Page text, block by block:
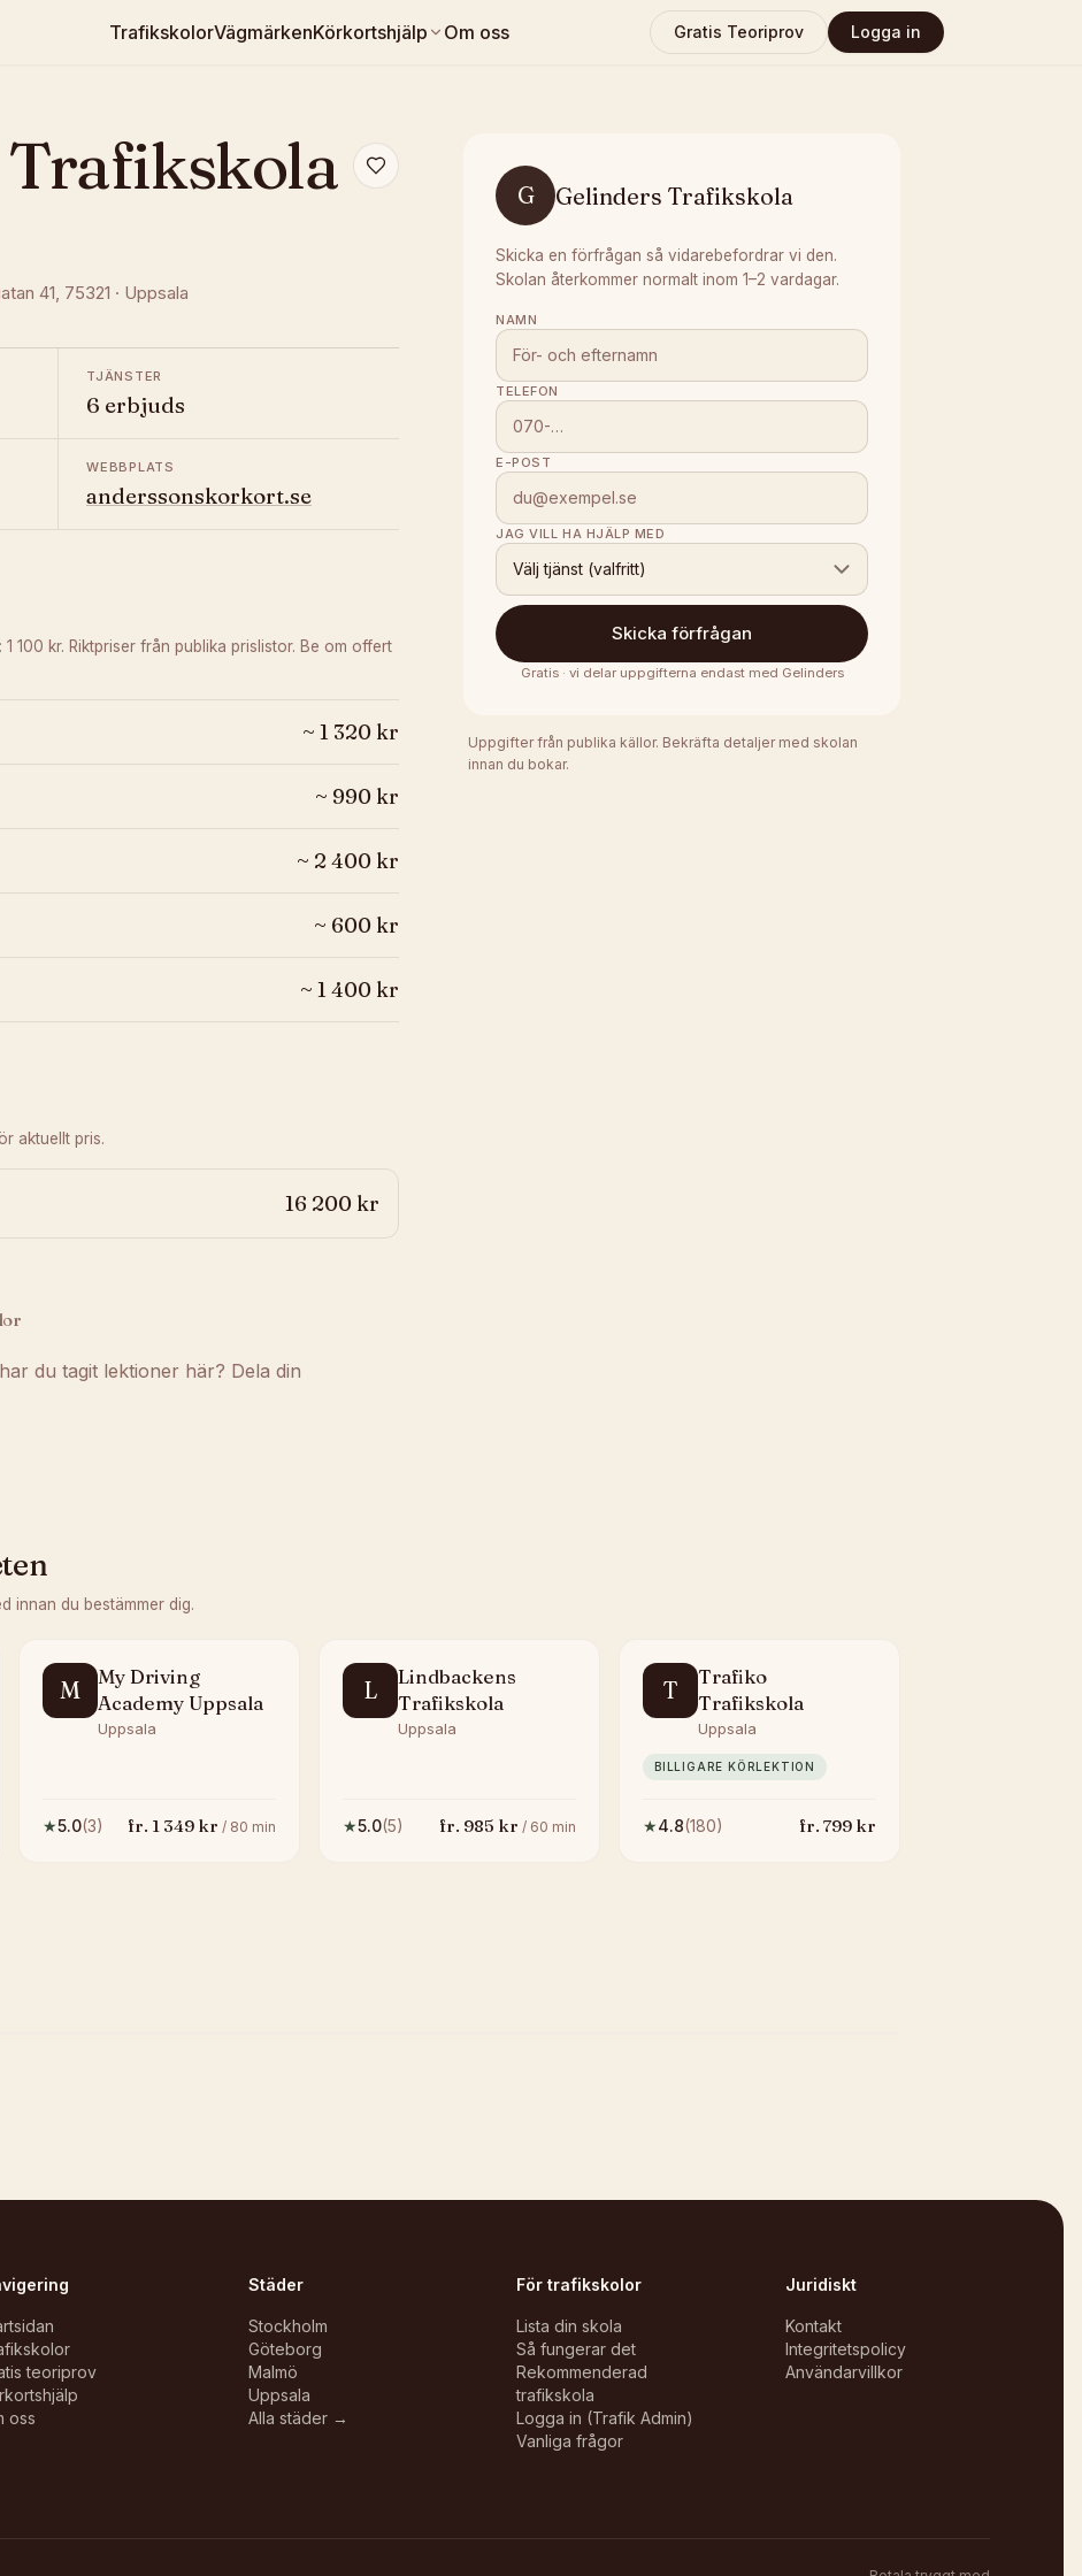
TrafikskolorVägmärkenKörkortshjälp Om oss Gratis Teoriprov Logga in
41, 75321 · Uppsala
TJÄNSTER
6 erbjuds
WEBBPLATS
anderssonskorkort.se
100 kr. Riktpriser från publika prislistor. Be om offert
~ 1 320 kr
~ 990 kr
~ 2 400 kr
~ 600 kr
~ 1 400 kr
aktuellt pris.
16 200 kr
du tagit lektioner här? Dela din
G Gelinders Trafikskola
Skicka en förfrågan så vidarebefordrar vi den.
Skolan återkommer normalt inom 1–2 vardagar.
NAMN
TELEFON
E-POST
JAG VILL HA HJÄLP MED
Välj tjänst (valfritt)
Skicka förfrågan
Gratis · vi delar uppgifterna endast med Gelinders
Uppgifter från publika källor. Bekräfta detaljer med skolan
innan du bokar.
innan du bestämmer dig.
M
My Driving
Academy Uppsala
Uppsala
★5.0(3) fr. 1 349 kr / 80 min
L
Lindbackens
Trafikskola
Uppsala
★5.0(5) fr. 985 kr / 60 min
T
Trafiko
Trafikskola
Uppsala
BILLIGARE KÖRLEKTION
★4.8(180) fr. 799 kr
teoriprov
oss
Städer
Stockholm
Göteborg
Malmö
Uppsala
Alla städer →
För trafikskolor
Lista din skola
Så fungerar det
Rekommenderad
trafikskola
Logga in (Trafik Admin)
Vanliga frågor
Juridiskt
Kontakt
Integritetspolicy
Användarvillkor